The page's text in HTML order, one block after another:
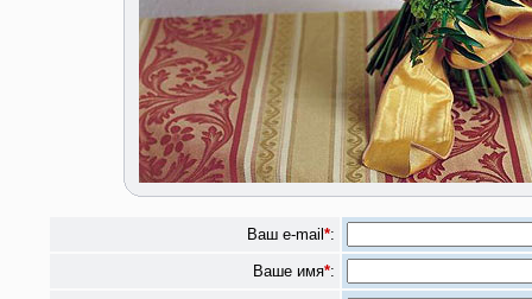
Ваш e-mail *:
Ваше имя*: